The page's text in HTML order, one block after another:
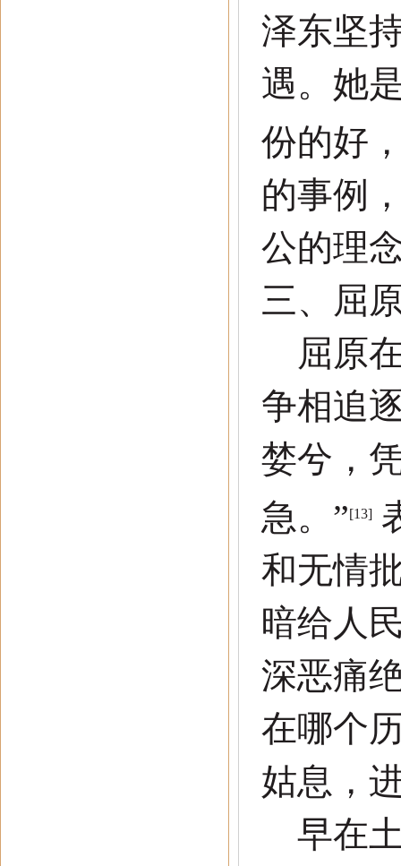
泽东坚
遇。她
份的好
的事例
公的理
三、 屈
屈原在
争相追
婪兮，
急。 ”[13]
和无情
暗给人
深恶痛
在哪个
姑息，
早在土